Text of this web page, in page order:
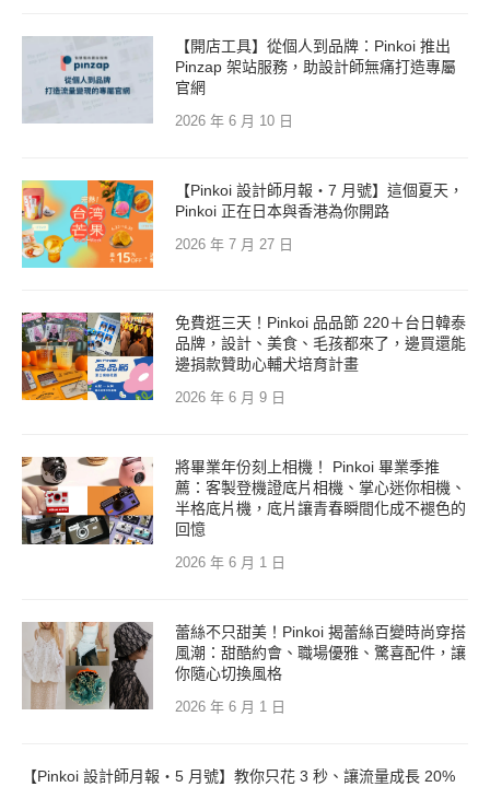
【開店工具】從個人到品牌：Pinkoi 推出
Pinzap 架站服務，助設計師無痛打造專屬
官網
2026 年 6 月 10 日
【Pinkoi 設計師月報・7 月號】這個夏天，
Pinkoi 正在日本與香港為你開路
2026 年 7 月 27 日
免費逛三天！Pinkoi 品品節 220＋台日韓泰
品牌，設計、美食、毛孩都來了，邊買還能
邊捐款贊助心輔犬培育計畫
2026 年 6 月 9 日
將畢業年份刻上相機！ Pinkoi 畢業季推
薦：客製登機證底片相機、掌心迷你相機、
半格底片機，底片讓青春瞬間化成不褪色的
回憶
2026 年 6 月 1 日
蕾絲不只甜美！Pinkoi 揭蕾絲百變時尚穿搭
風潮：甜酷約會、職場優雅、驚喜配件，讓
你隨心切換風格
2026 年 6 月 1 日
【Pinkoi 設計師月報・5 月號】教你只花 3 秒、讓流量成長 20%